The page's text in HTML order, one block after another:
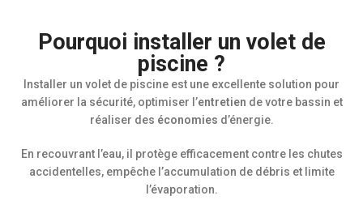
Pourquoi installer un volet de
piscine ?
Installer un volet de piscine est une excellente solution pour
améliorer la sécurité, optimiser l’entretien de votre bassin et
réaliser des économies d’énergie.
En recouvrant l’eau, il protège efficacement contre les chutes
accidentelles, empêche l’accumulation de débris et limite
l’évaporation.